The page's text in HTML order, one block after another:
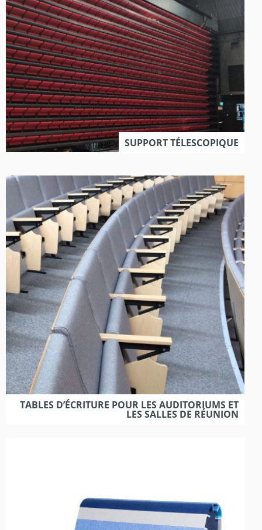
SUPPORT TÉLESCOPIQUE
TABLES D’ÉCRITURE POUR LES AUDITORIUMS ET
LES SALLES DE RÉUNION